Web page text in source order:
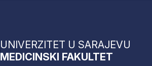
UNIVERZITET U SARAJEVU
MEDICINSKI FAKULTET